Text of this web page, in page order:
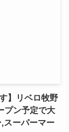
】リベロ牧野
プン予定で大
スーパーマー